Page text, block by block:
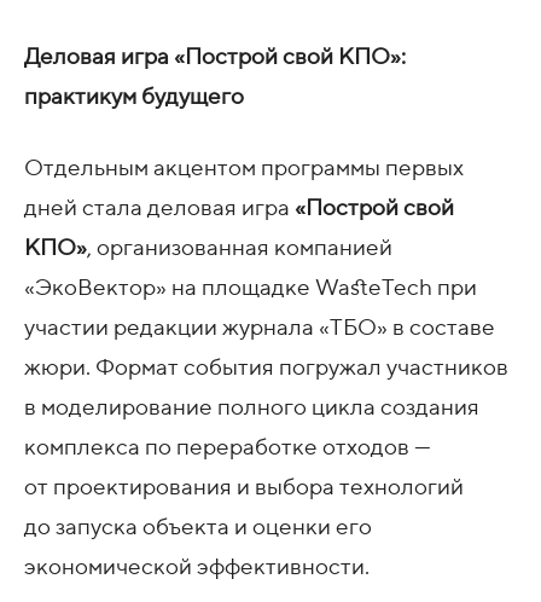
Деловая игра «Построй свой КПО»:
практикум будущего
Отдельным акцентом программы первых
дней стала деловая игра «Построй свой
КПО», организованная компанией
«ЭкоВектор» на площадке WasteTech при
участии редакции журнала «ТБО» в составе
жюри. Формат события погружал участников
в моделирование полного цикла создания
комплекса по переработке отходов —
от проектирования и выбора технологий
до запуска объекта и оценки его
экономической эффективности.